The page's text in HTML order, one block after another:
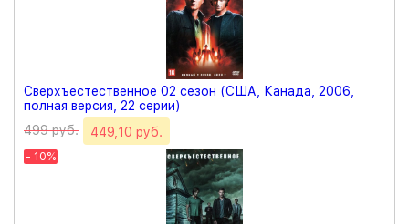
Сверхъестественное 02 сезон (США, Канада, 2006,
полная версия, 22 серии)
499 руб.
449,10 руб.
- 10%